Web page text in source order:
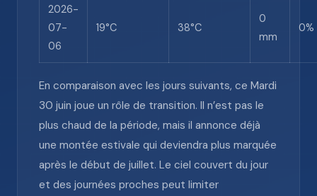
2026-
07-
06
19°C 38°C
0
mm
0%
En comparaison avec les jours suivants, ce Mardi
30 juin joue un rôle de transition. Il n’est pas le
plus chaud de la période, mais il annonce déjà
une montée estivale qui deviendra plus marquée
après le début de juillet. Le ciel couvert du jour
et des journées proches peut limiter